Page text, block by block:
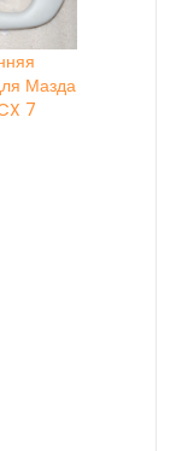
Мазда
7